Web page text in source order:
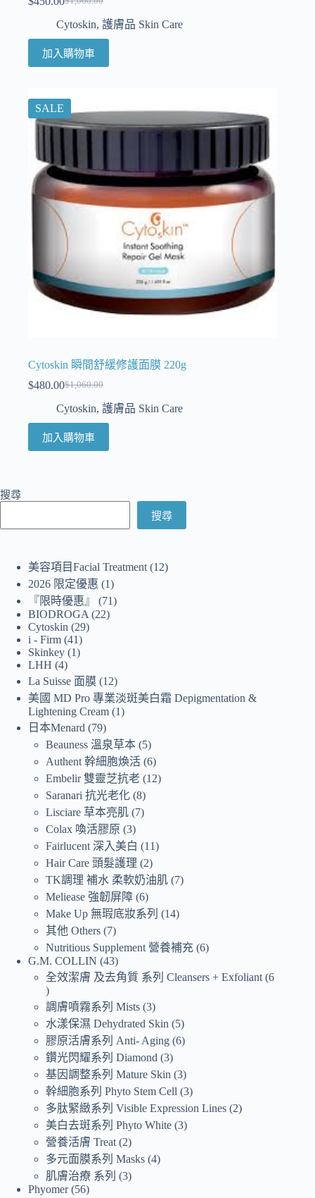
Cytoskin, 護膚品 Skin Care
加入購物車
SALE
Cytoskin 瞬間舒緩修護面膜 220g
$1,060.00
$480.00
Cytoskin, 護膚品 Skin Care
加入購物車
搜尋
搜尋
美容項目Facial Treatment 12
2026 限定優惠
1
『限時優惠』
71
BIODROGA
22
Cytoskin
29
i - Firm 41
Skinkey 1
LHH 4
La Suisse 面膜 12
美國 MD Pro 專業淡斑美白霜 Depigmentation &
Lightening Cream 1
日本Menard
79
Beauness 溫泉草本 5
Authent 幹細胞煥活 6
Embelir 雙靈芝抗老 12
Saranari 抗光老化 8
Lisciare 草本亮肌 7
Colax 喚活膠原 3
Fairlucent 深入美白
11
Hair Care 頭髮護理
2
TK調理 補水 柔軟奶油肌 7
Meliease 強韌屏障 6
Make Up 無瑕底妝系列
14
其他 Others 7
Nutritious Supplement 營養補充 6
G.M. COLLIN 43
全效潔膚 及去角質 系列 Cleansers + Exfoliant 6
調膚噴霧系列 Mists 3
水漾保濕 Dehydrated Skin
5
膠原活膚系列 Anti- Aging 6
鑽光閃耀系列 Diamond 3
基因調整系列 Mature Skin 3
幹細胞系列 Phyto Stem Cell 3
多肽緊緻系列 Visible Expression Lines 2
美白去斑系列 Phyto White 3
營養活膚 Treat 2
多元面膜系列 Masks 4
肌膚治療 系列
3
Phyomer 56